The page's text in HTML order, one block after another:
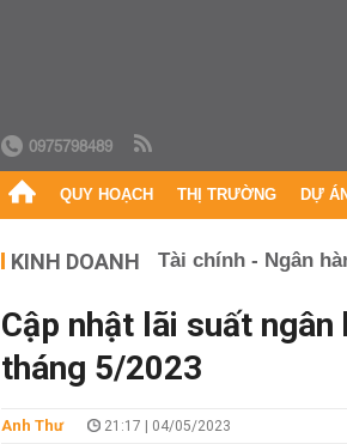
0975798489
QUY HOẠCH THỊ TRƯỜNG DỰ ÁN
KINH DOANH Tài chính - Ngân
Cập nhật lãi suất
tháng 5/2023
Anh Thư 21:17 | 04/05/2023